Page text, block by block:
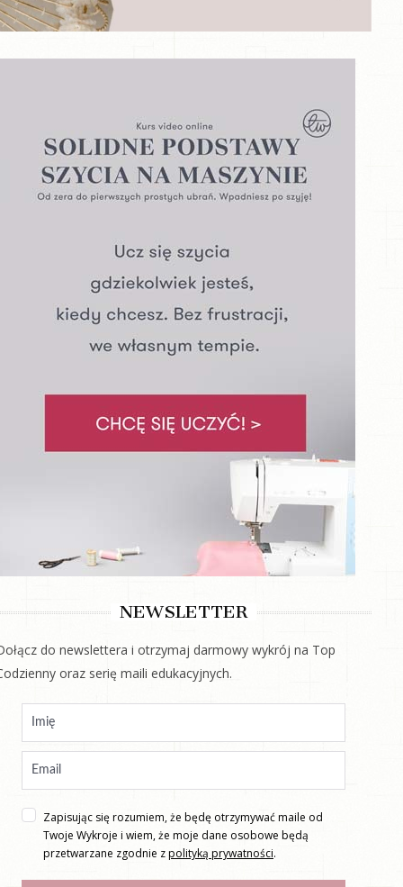
NEWSLETTER
do newslettera i otrzymaj darmowy wykrój na Top
oraz serię maili edukacyjnych.
Zapisując się rozumiem, że będę otrzymywać maile od
Twoje Wykroje i wiem, że moje dane osobowe będą
przetwarzane zgodnie zpolityką prywatności.